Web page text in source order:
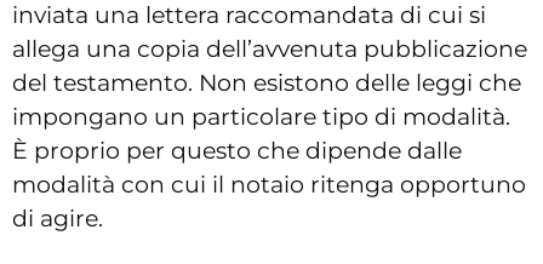
inviata una lettera raccomandata di cui si
allega una copia dell’avvenuta pubblicazione
del testamento. Non esistono delle leggi che
impongano un particolare tipo di modalità.
È proprio per questo che dipende dalle
modalità con cui il notaio ritenga opportuno
di agire.